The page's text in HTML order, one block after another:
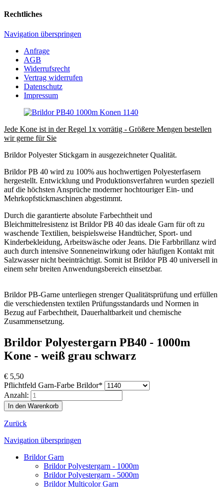
Rechtliches
Navigation überspringen
Anfrage
AGB
Widerrufsrecht
Vertrag widerrufen
Datenschutz
Impressum
Jede Kone ist in der Regel 1x vorrätig - Größere Mengen bestellen
wir gerne für Sie
Brildor Polyester Stickgarn in ausgezeichneter Qualität.
Brildor PB 40 wird zu 100% aus hochwertigen Polyesterfasern
hergestellt. Entwicklung und Produktionsverfahren wurden speziell
auf die höchsten Ansprüche moderner hochtouriger Ein- und
Mehrkopfstickmaschinen abgestimmt.
Durch die garantierte absolute Farbechtheit und
Bleichmittelresistenz ist Brildor PB 40 das ideale Garn für oft zu
waschende Textilien, beispielsweise Handtücher, Sport- und
Kinderbekleidung, Arbeitswäsche oder Jeans. Die Farbbrillanz wird
auch durch intensive Sonneneinwirkung oder häufigen Kontakt mit
Salzwasser nicht beeinträchtigt. Somit ist Brildor PB 40 universell in
einem sehr breiten Anwendungsbereich einsetzbar.
Brildor PB-Garne unterliegen strenger Qualitätsprüfung und erfüllen
die verschiedensten textilen Prüfungsstandards und Normen in
Bezug auf Farbechtheit, Dauerhaltbarkeit und chemische
Zusammensetzung.
Brildor Polyestergarn PB40 - 1000m
Kone - weiß grau schwarz
€ 5,50
Pflichtfeld Garn-Farbe Brildor*
Anzahl:
Zurück
Navigation überspringen
Brildor Garn
Brildor Polyestergarn - 1000m
Brildor Polyestergarn - 5000m
Brildor Multicolor Garn